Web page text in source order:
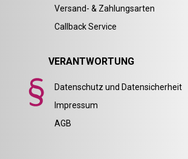
Versand- & Zahlungsarten
Callback Service
VERANTWORTUNG
Datenschutz und Datensicherheit
Impressum
AGB